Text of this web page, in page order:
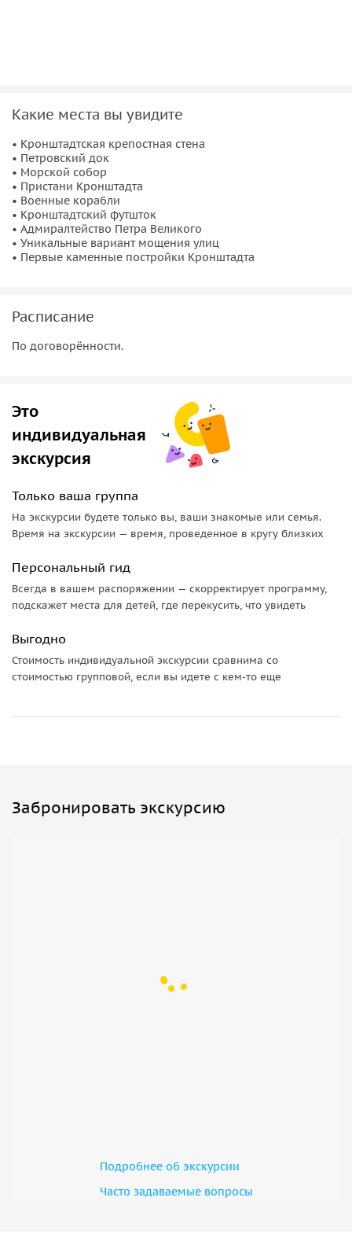
Какие места вы увидите
• Кронштадтская крепостная стена
• Петровский док
• Морской собор
• Пристани Кронштадта
• Военные корабли
• Кронштадтский футшток
• Адмиралтейство Петра Великого
• Уникальные вариант мощения улиц
• Первые каменные постройки Кронштадта
Расписание
По договорённости.
Это
индивидуальная
экскурсия
Только ваша группа
На экскурсии будете только вы, ваши знакомые или семья.
Время на экскурсии — время, проведенное в кругу близких
Персональный гид
Всегда в вашем распоряжении — скорректирует программу,
подскажет места для детей, где перекусить, что увидеть
Выгодно
Стоимость индивидуальной экскурсии сравнима со
стоимостью групповой, если вы идете с кем-то еще
Забронировать экскурсию
Подробнее об экскурсии
Часто задаваемые вопросы